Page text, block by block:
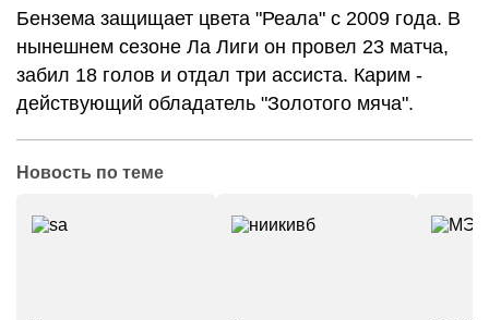
Бензема защищает цвета "Реала" с 2009 года. В
нынешнем сезоне Ла Лиги он провел 23 матча,
забил 18 голов и отдал три ассиста. Карим -
действующий обладатель "Золотого мяча".
Новость по теме